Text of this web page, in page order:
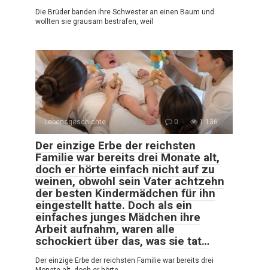
Die Brüder banden ihre Schwester an einen Baum und
wollten sie grausam bestrafen, weil
Lebensgeschichte 0 1.136
Der einzige Erbe der reichsten
Familie war bereits drei Monate alt,
doch er hörte einfach nicht auf zu
weinen, obwohl sein Vater achtzehn
der besten Kindermädchen für ihn
eingestellt hatte. Doch als ein
einfaches junges Mädchen ihre
Arbeit aufnahm, waren alle
schockiert über das, was sie tat…
Der einzige Erbe der reichsten Familie war bereits drei